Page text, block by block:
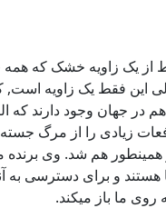
از یک زاویه خشک که
این فقط یک زاویه
در جهان وجود دارند که
زیادی را از مرگ جسته
هم شد. وی برنده
و برای دسترسی به
روی ما باز میکند.